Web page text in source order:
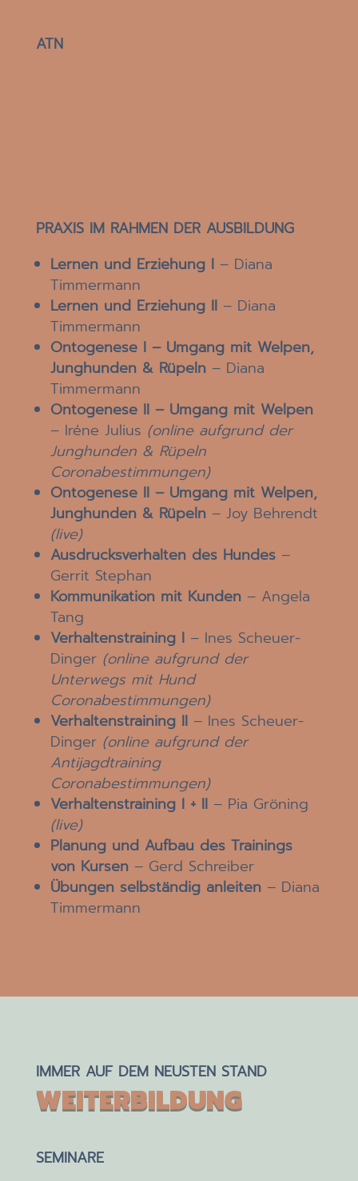
ATN
PRAXIS IM RAHMEN DER AUSBILDUNG
Lernen und Erziehung I– Diana
Timmermann
Lernen und Erziehung II– Diana
Timmermann
Ontogenese I – Umgang mit Welpen,
Junghunden & Rüpeln– Diana
Timmermann
Ontogenese II – Umgang mit Welpen
– Iréne Julius (online aufgrund der
Junghunden & Rüpeln
Coronabestimmungen)
Ontogenese II – Umgang mit Welpen,
Junghunden & Rüpeln – Joy Behrendt
(live)
Ausdrucksverhalten des Hundes–
Gerrit Stephan
Kommunikation mit Kunden– Angela
Tang
Verhaltenstraining I– Ines Scheuer-
Dinger (online aufgrund der
Unterwegs mit Hund
Coronabestimmungen)
Verhaltenstraining II– Ines Scheuer-
Dinger (online aufgrund der
Antijagdtraining
Coronabestimmungen)
Verhaltenstraining I + II– Pia Gröning
(live)
Planung und Aufbau des Trainings
von Kursen– Gerd Schreiber
Übungen selbständig anleiten– Diana
Timmermann
IMMER AUF DEM NEUSTEN STAND
WEITERBILDUNG
SEMINARE